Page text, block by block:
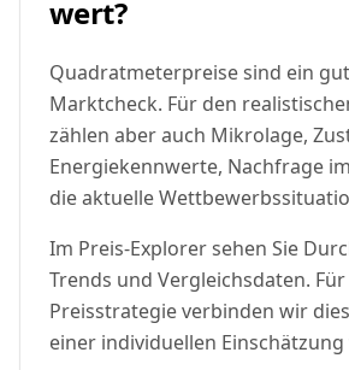
wert?
Quadratmeterpreise sind ein
Marktcheck. Für den
zählen aber auch Mikrolage,
Energiekennwerte, Nachfrage
die aktuelle
Im Preis-Explorer sehen Sie
Trends und Vergleichsdaten.
Preisstrategie verbinden wir
einer individuellen